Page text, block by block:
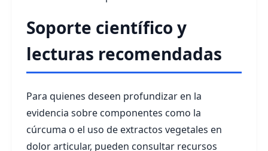
Soporte científico y
lecturas recomendadas
Para quienes deseen profundizar en la
evidencia sobre componentes como la
cúrcuma o el uso de extractos vegetales en
dolor articular, pueden consultar recursos